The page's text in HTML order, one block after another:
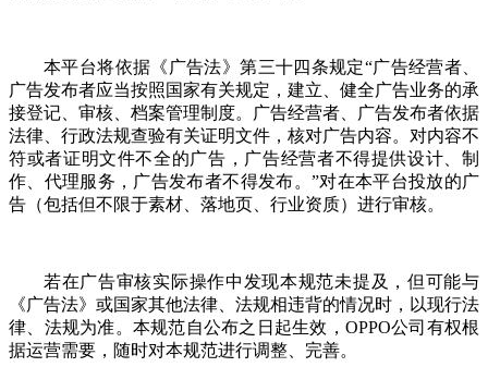
本平台将依据《广告法》第三十四条规定“广告经营者、
广告发布者应当按照国家有关规定，建立、健全广告业务的承
接登记、审核、档案管理制度。广告经营者、广告发布者依据
法律、行政法规查验有关证明文件，核对广告内容。对内容不
符或者证明文件不全的广告，广告经营者不得提供设计、制
作、代理服务，广告发布者不得发布。”对在本平台投放的广
告（包括但不限于素材、落地页、行业资质）进行审核。
若在广告审核实际操作中发现本规范未提及，但可能与
《广告法》或国家其他法律、法规相违背的情况时，以现行法
律、法规为准。本规范自公布之日起生效，OPPO公司有权根
据运营需要，随时对本规范进行调整、完善。